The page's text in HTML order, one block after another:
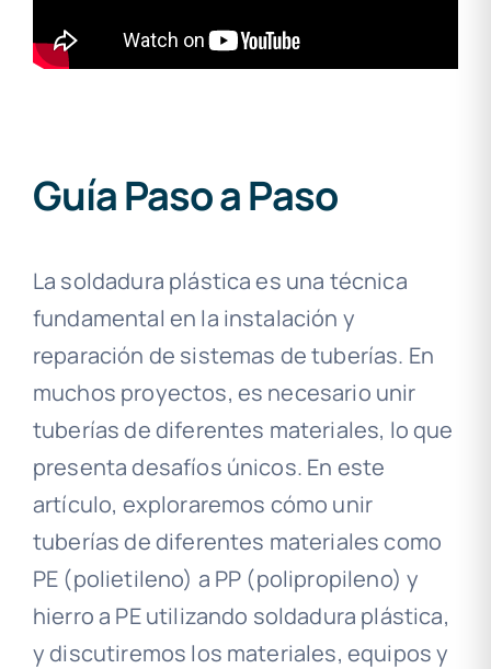
Guía Paso a Paso
La soldadura plástica es una técnica
fundamental en la instalación y
reparación de sistemas de tuberías. En
muchos proyectos, es necesario unir
tuberías de diferentes materiales, lo que
presenta desafíos únicos. En este
artículo, exploraremos cómo unir
tuberías de diferentes materiales como
PE (polietileno) a PP (polipropileno) y
hierro a PE utilizando soldadura plástica,
y discutiremos los materiales, equipos y